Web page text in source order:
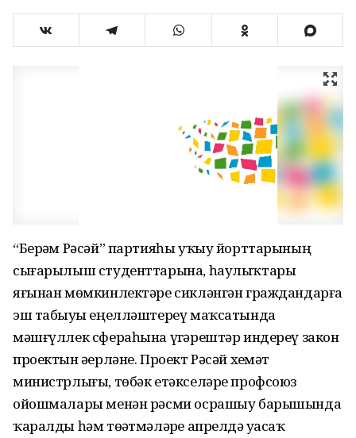
“Берҙәм Рәсәй” партияһы уҡыу йорттарының
сығарылыш студенттарына, һаулыҡтары
яғынан мөмкинлектәре сикләнгән граждандарға
эш табыуҙы еңелләштереү маҡсатында
мәшғүллек сфераһына үҙгәрештәр индереү закон
проектын әҙерләне. Проект Рәсәй хеҙмәт
министрлығы, төбәк етәкселәре профсоюз
ойошмалары менән рәсми осрашыу барышында
ҡаралды һәм төҙәтмәләрҙе апрелдә уҙасаҡ